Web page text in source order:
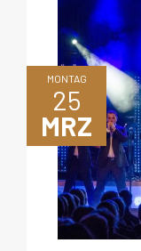
MONTAG
25
MRZ